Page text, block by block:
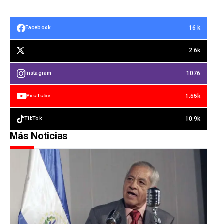
Facebook 16 k
2.6k
Instagram 1076
YouTube 1.55k
TikTok 10.9k
Más Noticias